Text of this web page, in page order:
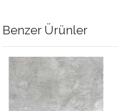
Benzer Ürünler